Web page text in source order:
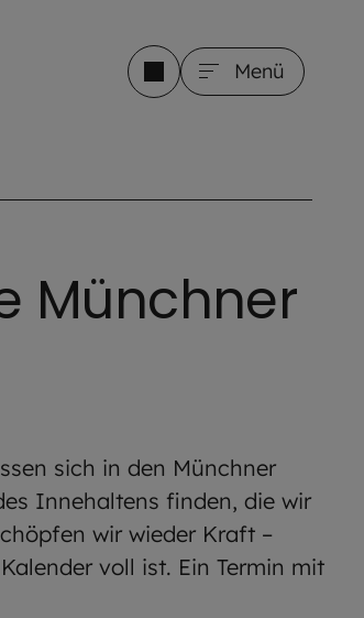
Menü
Münchner
sich in den Münchner
Innehaltens finden, die wir
wir wieder Kraft –
voll ist. Ein Termin mit